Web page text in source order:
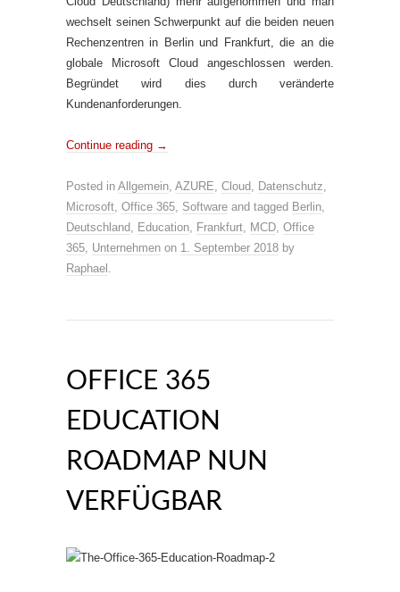
wechselt seinen Schwerpunkt auf die beiden neuen
Rechenzentren in Berlin und Frankfurt, die an die
globale Microsoft Cloud angeschlossen werden.
Begründet wird dies durch veränderte
Kundenanforderungen.
Continue reading →
Posted in Allgemein, AZURE, Cloud, Datenschutz,
Microsoft, Office 365, Software and tagged Berlin,
Deutschland, Education, Frankfurt, MCD, Office
365, Unternehmen on 1. September 2018 by
Raphael .
OFFICE 365
EDUCATION
ROADMAP NUN
VERFÜGBAR